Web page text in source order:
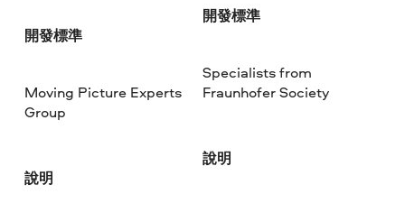
開發標準
Moving Picture Experts
Group
說明
開發標準
Specialists from
Fraunhofer Society
說明